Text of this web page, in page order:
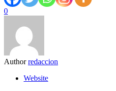
0
Author redaccion
Website